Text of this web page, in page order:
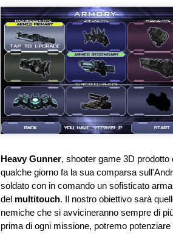
Heavy Gunner, shooter game 3D prodotto
qualche giorno fa la sua comparsa
soldato con in comando un sofisticato
del multitouch. Il nostro obiettivo sarà
nemiche che si avvicineranno sempre di
prima di ogni missione, potremo